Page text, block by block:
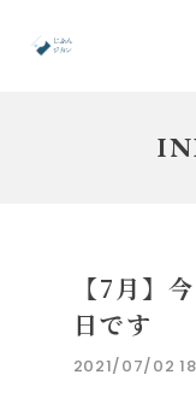
【7月】
日です
2021/07/02